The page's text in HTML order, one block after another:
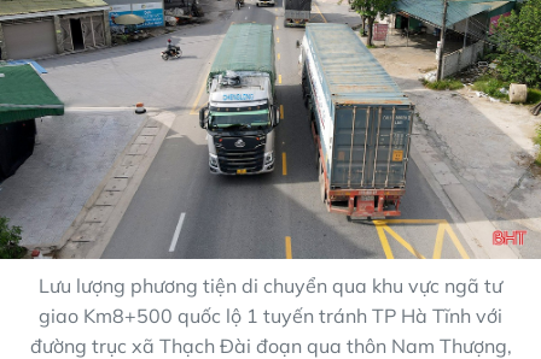
Lưu lượng phương tiện di chuyển qua khu vực ngã tư
giao Km8+500 quốc lộ 1 tuyến tránh TP Hà Tĩnh với
đường trục xã Thạch Đài đoạn qua thôn Nam Thượng,